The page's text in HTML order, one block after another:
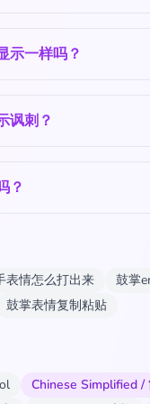
示一样吗？
讽刺？
？
表情怎么打出来
鼓掌
鼓掌表情复制粘贴
Chinese Simplified /